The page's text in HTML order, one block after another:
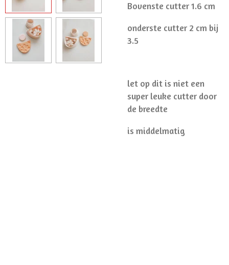
Bovenste cutter 1.6 cm
onderste cutter 2 cm bij
3.5
let op dit is niet een
super leuke cutter door
de breedte
is middelmatig